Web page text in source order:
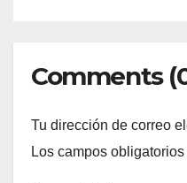
Comments
Tu dirección de correo
Los campos